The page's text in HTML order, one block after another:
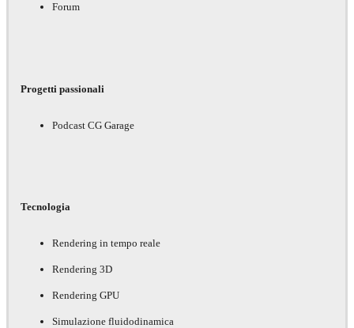
Forum
Progetti passionali
Podcast CG Garage
Tecnologia
Rendering in tempo reale
Rendering 3D
Rendering GPU
Simulazione fluidodinamica